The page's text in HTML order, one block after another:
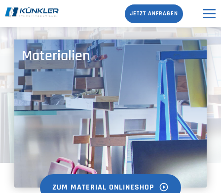
JETZT ANFRAGEN
Materialien
ZUM MATERIAL ONLINESHOP